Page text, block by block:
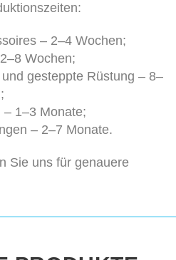
– 2–4 Wochen;
Wochen;
gesteppte Rüstung – 8–
– 1–3 Monate;
– 2–7 Monate.
Sie uns für genauere